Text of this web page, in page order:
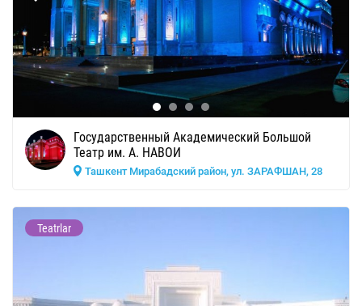
Государственный Академический Большой
Театр им. А. НАВОИ
Ташкент Мирабадский район, ул. ЗАРАФШАН, 28
Teatrlar